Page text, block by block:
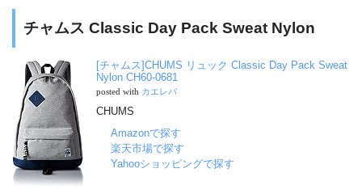
チャムス Classic Day Pack Sweat Nylon
[チャムス]CHUMS リュック Classic Day Pack Sweat
Nylon CH60-0681
posted with カエレバ
CHUMS
Amazonで探す
楽天市場で探す
Yahooショッピングで探す